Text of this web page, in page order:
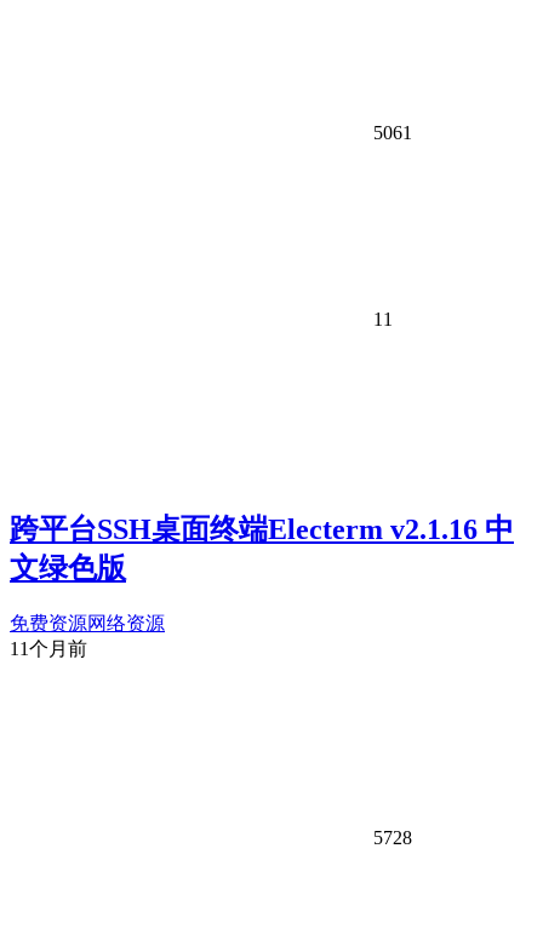
5061
11
跨平台SSH桌面终端Electerm v2.1.16 中
文绿色版
免费资源网络资源
11个月前
5728